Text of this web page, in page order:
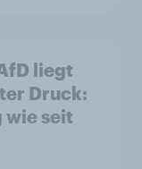
liegt
Druck:
wie seit